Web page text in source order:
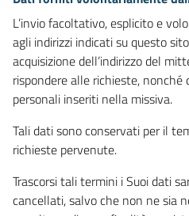
L’invio facoltativo, esplicito e
agli indirizzi indicati su questo
acquisizione dell’indirizzo del
rispondere alle richieste,
personali inseriti nella missiva.
Tali dati sono conservati per il
richieste pervenute.
Trascorsi tali termini i Suoi dati
cancellati, salvo che non ne sia